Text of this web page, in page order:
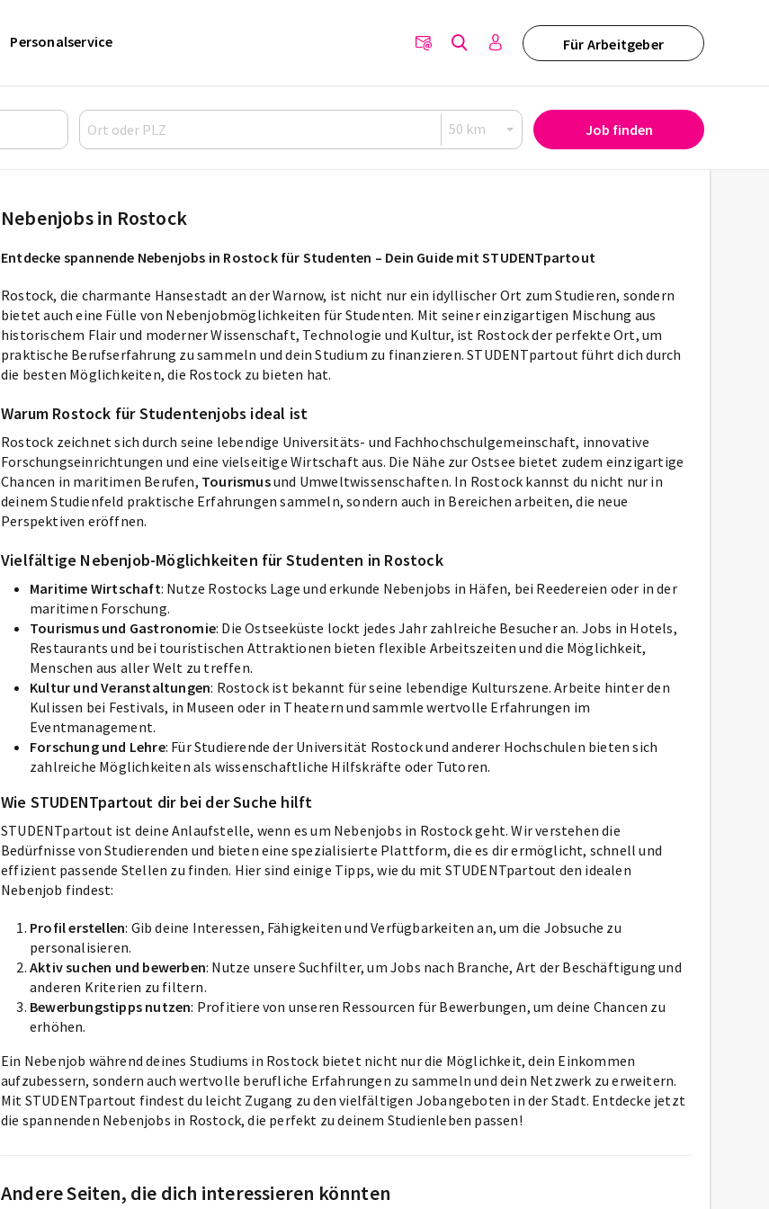
Für Arbeitgeber
Personalservice
Job finden
Nebenjobs in Rostock
Entdecke spannende Nebenjobs in Rostock für Studenten – Dein Guide mit STUDENTpartout
Rostock, die charmante Hansestadt an der Warnow, ist nicht nur ein idyllischer Ort zum Studieren, sondern
bietet auch eine Fülle von Nebenjobmöglichkeiten für Studenten. Mit seiner einzigartigen Mischung aus
historischem Flair und moderner Wissenschaft, Technologie und Kultur, ist Rostock der perfekte Ort, um
praktische Berufserfahrung zu sammeln und dein Studium zu finanzieren. STUDENTpartout führt dich durch
die besten Möglichkeiten, die Rostock zu bieten hat.
Warum Rostock für Studentenjobs ideal ist
Rostock zeichnet sich durch seine lebendige Universitäts- und Fachhochschulgemeinschaft, innovative
Forschungseinrichtungen und eine vielseitige Wirtschaft aus. Die Nähe zur Ostsee bietet zudem einzigartige
Chancen in maritimen Berufen, Tourismusund Umweltwissenschaften. In Rostock kannst du nicht nur in
deinem Studienfeld praktische Erfahrungen sammeln, sondern auch in Bereichen arbeiten, die neue
Perspektiven eröffnen.
Vielfältige Nebenjob-Möglichkeiten für Studenten in Rostock
Maritime Wirtschaft: Nutze Rostocks Lage und erkunde Nebenjobs in Häfen, bei Reedereien oder in der
maritimen Forschung.
Tourismus und Gastronomie: Die Ostseeküste lockt jedes Jahr zahlreiche Besucher an. Jobs in Hotels,
Restaurants und bei touristischen Attraktionen bieten flexible Arbeitszeiten und die Möglichkeit,
Menschen aus aller Welt zu treffen.
Kultur und Veranstaltungen: Rostock ist bekannt für seine lebendige Kulturszene. Arbeite hinter den
Kulissen bei Festivals, in Museen oder in Theatern und sammle wertvolle Erfahrungen im
Eventmanagement.
Forschung und Lehre: Für Studierende der Universität Rostock und anderer Hochschulen bieten sich
zahlreiche Möglichkeiten als wissenschaftliche Hilfskräfte oder Tutoren.
Wie STUDENTpartout dir bei der Suche hilft
STUDENTpartout ist deine Anlaufstelle, wenn es um Nebenjobs in Rostock geht. Wir verstehen die
Bedürfnisse von Studierenden und bieten eine spezialisierte Plattform, die es dir ermöglicht, schnell und
effizient passende Stellen zu finden. Hier sind einige Tipps, wie du mit STUDENTpartout den idealen
Nebenjob findest:
Profil erstellen: Gib deine Interessen, Fähigkeiten und Verfügbarkeiten an, um die Jobsuche zu
personalisieren.
Aktiv suchen und bewerben: Nutze unsere Suchfilter, um Jobs nach Branche, Art der Beschäftigung und
anderen Kriterien zu filtern.
Bewerbungstipps nutzen: Profitiere von unseren Ressourcen für Bewerbungen, um deine Chancen zu
erhöhen.
Ein Nebenjob während deines Studiums in Rostock bietet nicht nur die Möglichkeit, dein Einkommen
aufzubessern, sondern auch wertvolle berufliche Erfahrungen zu sammeln und dein Netzwerk zu erweitern.
Mit STUDENTpartout findest du leicht Zugang zu den vielfältigen Jobangeboten in der Stadt. Entdecke jetzt
die spannenden Nebenjobs in Rostock, die perfekt zu deinem Studienleben passen!
Andere Seiten, die dich interessieren könnten